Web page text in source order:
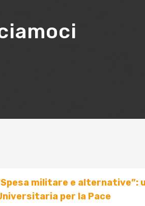
militare e alternative”:
per la Pace